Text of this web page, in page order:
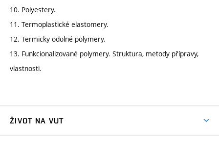
10. Polyestery.
11. Termoplastické elastomery.
12. Termicky odolné polymery.
13. Funkcionalizované polymery. Struktura, metody přípravy,
vlastnosti.
ŽIVOT NA VUT